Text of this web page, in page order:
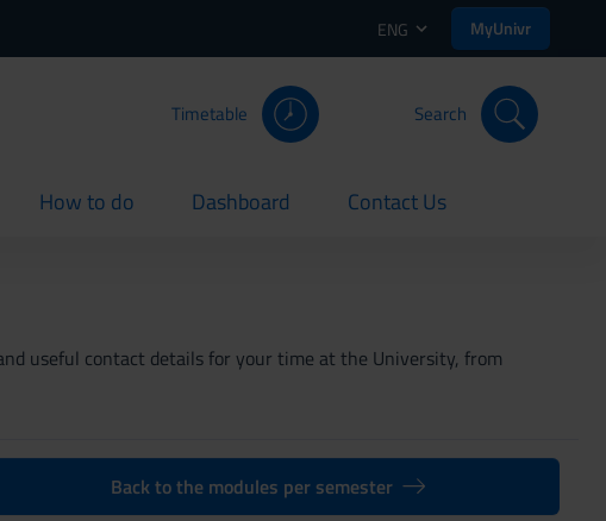
ENG MyUnivr
Timetable Search
How to do
current Dashboard
current Contact Us
current
useful contact details for your time at the University, from
Back to the modules per semester